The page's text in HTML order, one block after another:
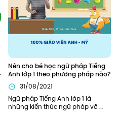
Nên cho bé học ngữ pháp Tiếng
Anh lớp 1 theo phương pháp nào?
31/08/2021
Ngữ pháp Tiếng Anh lớp 1 là
những kiến thức ngữ pháp vỡ